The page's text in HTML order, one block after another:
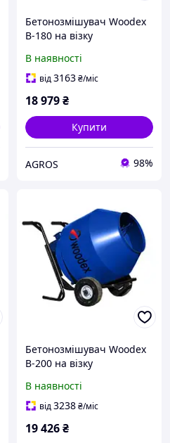
Бетонозмішувач Woodex
B-180 на візку
В наявності
від3163₴/міс
18 979₴
Купити
AGROS 98%
Бетонозмішувач Woodex
B-200 на візку
В наявності
від3238₴/міс
19 426₴